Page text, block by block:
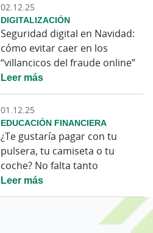
02.12.25
DIGITALIZACIÓN
Seguridad digital en Navidad:
cómo evitar caer en los
“villancicos del fraude online”
Leer más
01.12.25
EDUCACIÓN FINANCIERA
¿Te gustaría pagar con tu
pulsera, tu camiseta o tu
coche? No falta tanto
Leer más